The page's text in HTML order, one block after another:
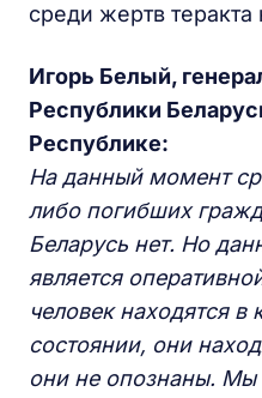
среди жертв теракта
Игорь Белый,
Республики
Республике:
На данный момент
либо погибших
Беларусь нет. Но
является
человек находятся в
состоянии, они
они не опознаны.